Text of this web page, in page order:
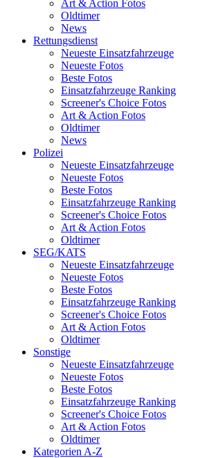
Art & Action Fotos
Oldtimer
News
Rettungsdienst
Neueste Einsatzfahrzeuge
Neueste Fotos
Beste Fotos
Einsatzfahrzeuge Ranking
Screener's Choice Fotos
Art & Action Fotos
Oldtimer
News
Polizei
Neueste Einsatzfahrzeuge
Neueste Fotos
Beste Fotos
Einsatzfahrzeuge Ranking
Screener's Choice Fotos
Art & Action Fotos
Oldtimer
SEG/KATS
Neueste Einsatzfahrzeuge
Neueste Fotos
Beste Fotos
Einsatzfahrzeuge Ranking
Screener's Choice Fotos
Art & Action Fotos
Oldtimer
Sonstige
Neueste Einsatzfahrzeuge
Neueste Fotos
Beste Fotos
Einsatzfahrzeuge Ranking
Screener's Choice Fotos
Art & Action Fotos
Oldtimer
Kategorien A-Z